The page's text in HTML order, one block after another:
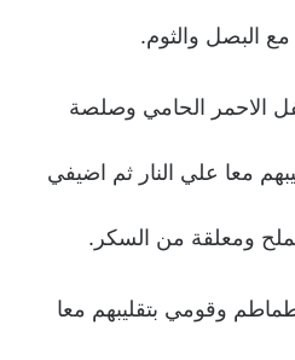
البصل والثوم.
الاحمر الحامي وصلصة
معا علي النار ثم اضيفي
ومعلقة من السكر.
وقومي بتقليبهم معا